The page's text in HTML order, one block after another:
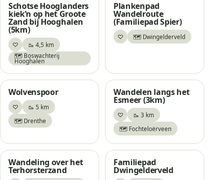
Schotse Hooglanders
kiek’n op het Groote
Zand bij Hooghalen
(5km)
♡Bewaar🥾 4,5 km
🗺️ Boswachterij
Hooghalen
Plankenpad
Wandelroute
(Familiepad Spier)
♡Bewaar🗺️ Dwingelderveld
Wolvenspoor
♡Bewaar🥾 5 km
🗺️ Drenthe
Wandelen langs het
Esmeer (3km)
♡Bewaar🥾 3 km
🗺️ Fochteloërveen
Wandeling over het
Terhorsterzand
Familiepad
Dwingelderveld